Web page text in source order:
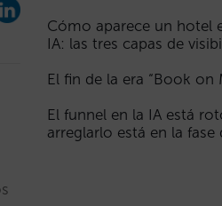
Cómo aparece un hotel
IA: las tres capas de
El fin de la era “Book on
El funnel en la IA está
arreglarlo está en la